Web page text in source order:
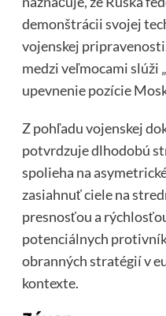
demonštrácii svojej
vojenskej
medzi veľmocami slúži
upevnenie pozície
Z pohľadu vojenskej
potvrdzuje dlhodobú
spolieha na
zasiahnuť ciele na
presnosťou a
potenciálnych
obranných stratégií v
kontexte.